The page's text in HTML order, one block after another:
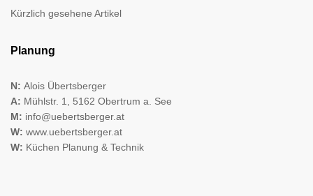
Kürzlich gesehene Artikel
Planung
N: Alois Übertsberger
A: Mühlstr. 1, 5162 Obertrum a. See
M: info@uebertsberger.at
W: www.uebertsberger.at
W: Küchen Planung & Technik